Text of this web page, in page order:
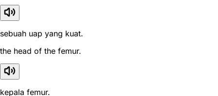
sebuah uap yang kuat.
the head of the femur.
kepala femur.